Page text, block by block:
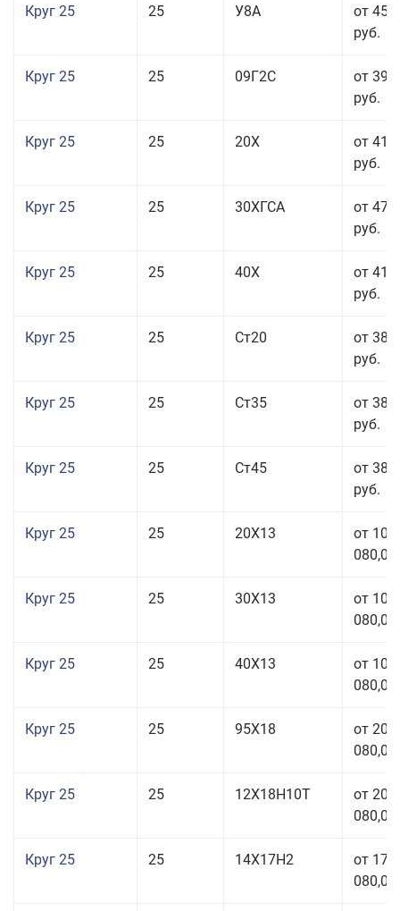
Круг 25 25 У8А
от 45
руб.
Круг 25 25 09Г2С
от 39
руб.
Круг 25 25 20Х
от 41
руб.
Круг 25 25 30ХГСА
от 47
руб.
Круг 25 25 40Х
от 41
руб.
Круг 25 25 Ст20
от 38
руб.
Круг 25 25 Ст35
от 38
руб.
Круг 25 25 Ст45
от 38
руб.
Круг 25 25 20Х13
от 103
080,00
Круг 25 25 30Х13
от 103
080,00
Круг 25 25 40Х13
от 103
080,00
Круг 25 25 95Х18
от 208
080,00
Круг 25 25 12Х18Н10Т
от 208
080,00
Круг 25 25 14Х17Н2
от 179
080,00